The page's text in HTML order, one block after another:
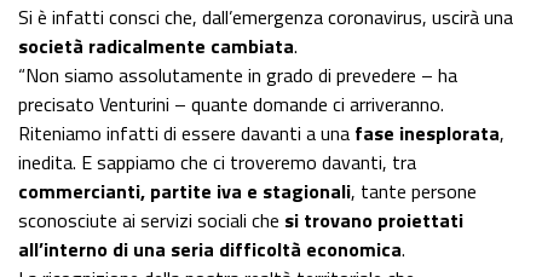
Si è infatti consci che, dall’emergenza coronavirus, uscirà una
società radicalmente cambiata.
“Non siamo assolutamente in grado di prevedere – ha
precisato Venturini – quante domande ci arriveranno.
Riteniamo infatti di essere davanti a una fase inesplorata,
inedita. E sappiamo che ci troveremo davanti, tra
commercianti, partite iva e stagionali, tante persone
sconosciute ai servizi sociali che si trovano proiettati
all’interno di una seria difficoltà economica.